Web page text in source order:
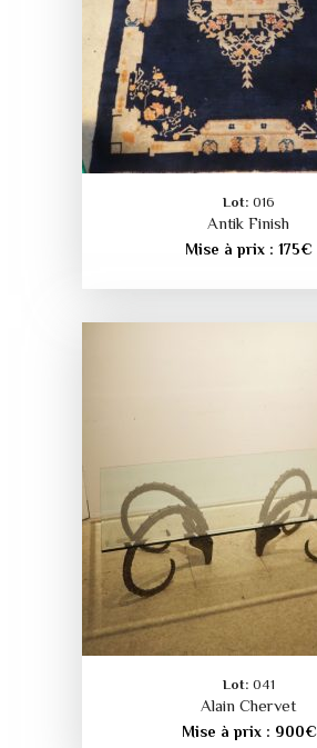
Lot: 016
Antik Finish
Mise à prix : 175€
Lot: 041
Alain Chervet
Mise à prix : 900€